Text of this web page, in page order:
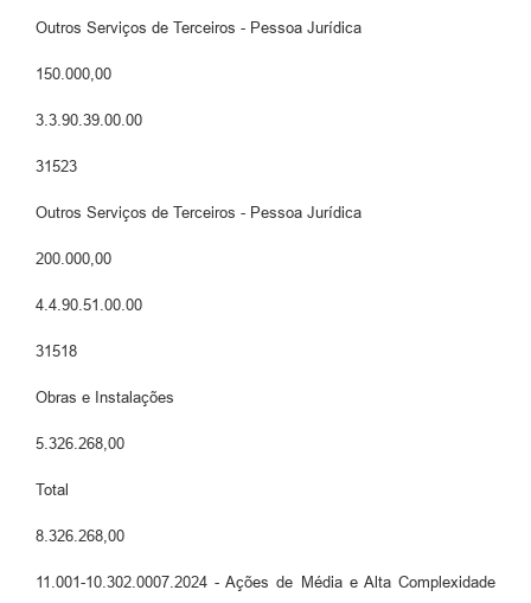
Outros Serviços de Terceiros - Pessoa Jurídica
150.000,00
3.3.90.39.00.00
31523
Outros Serviços de Terceiros - Pessoa Jurídica
200.000,00
4.4.90.51.00.00
31518
Obras e Instalações
5.326.268,00
Total
8.326.268,00
11.001-10.302.0007.2024 - Ações de Média e Alta Complexidade